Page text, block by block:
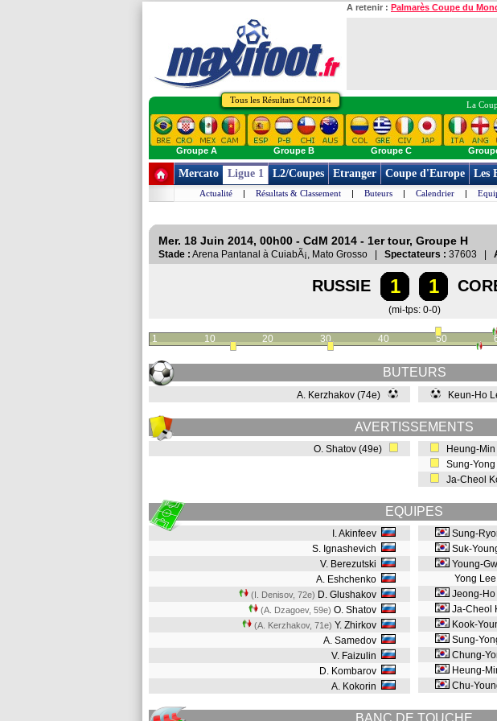
A retenir : Palmarès Coupe du
Tous les Résultats CM'2014 La
Groupe A Groupe B Groupe C
Mercato Ligue 1 L2/Coupes Etranger Coupe d'Europe Les
Actualité | Résultats & Classement | Buteurs | Calendrier |
Mer. 18 Juin 2014, 00h00 - CdM 2014 - 1er tour, Groupe H
Stade : Arena Pantanal à CuiabÃ¡, Mato Grosso | Spectateurs : 37603 |
RUSSIE 1 1
(mi-tps: 0-0)
1 10 20 30 40 50
BUTEURS
A. Kerzhakov (74e) Keun-Ho
AVERTISSEMENTS
O. Shatov (49e)
Heung-Min
Sung-
Ja-Cheol
EQUIPES
I. Akinfeev
S. Ignashevich
V. Berezutski
A. Eshchenko
(I. Denisov, 72e) D. Glushakov
(A. Dzagoev, 59e) O. Shatov
(A. Kerzhakov, 71e) Y. Zhirkov
A. Samedov
V. Faizulin
D. Kombarov
A. Kokorin
Sung-
Suk-
Young-
Yong Lee
Jeong-Ho
Ja-Cheol
Kook-
Sung-
Chung-
Heung-
Chu-
BANC DE TOUCHE